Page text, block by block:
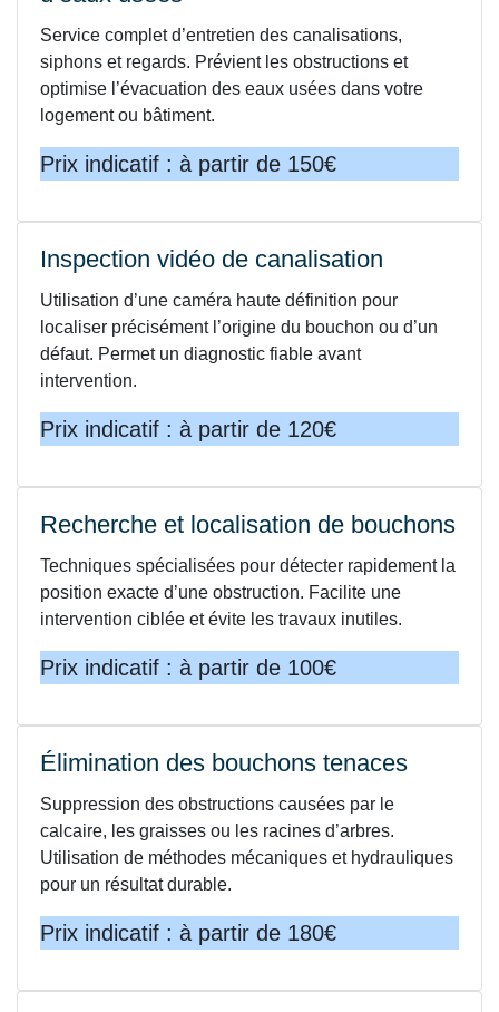
Service complet d’entretien des canalisations,
siphons et regards. Prévient les obstructions et
optimise l’évacuation des eaux usées dans votre
logement ou bâtiment.
Prix indicatif : à partir de 150€
Inspection vidéo de canalisation
Utilisation d’une caméra haute définition pour
localiser précisément l’origine du bouchon ou d’un
défaut. Permet un diagnostic fiable avant
intervention.
Prix indicatif : à partir de 120€
Recherche et localisation de bouchons
Techniques spécialisées pour détecter rapidement la
position exacte d’une obstruction. Facilite une
intervention ciblée et évite les travaux inutiles.
Prix indicatif : à partir de 100€
Élimination des bouchons tenaces
Suppression des obstructions causées par le
calcaire, les graisses ou les racines d’arbres.
Utilisation de méthodes mécaniques et hydrauliques
pour un résultat durable.
Prix indicatif : à partir de 180€